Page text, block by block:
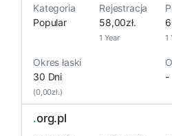
Kategoria
Popular
Rejestracja
58,00zł.
1 Year 1
Okres łaski
30 Dni
(0,00zł.)
-
.org.pl